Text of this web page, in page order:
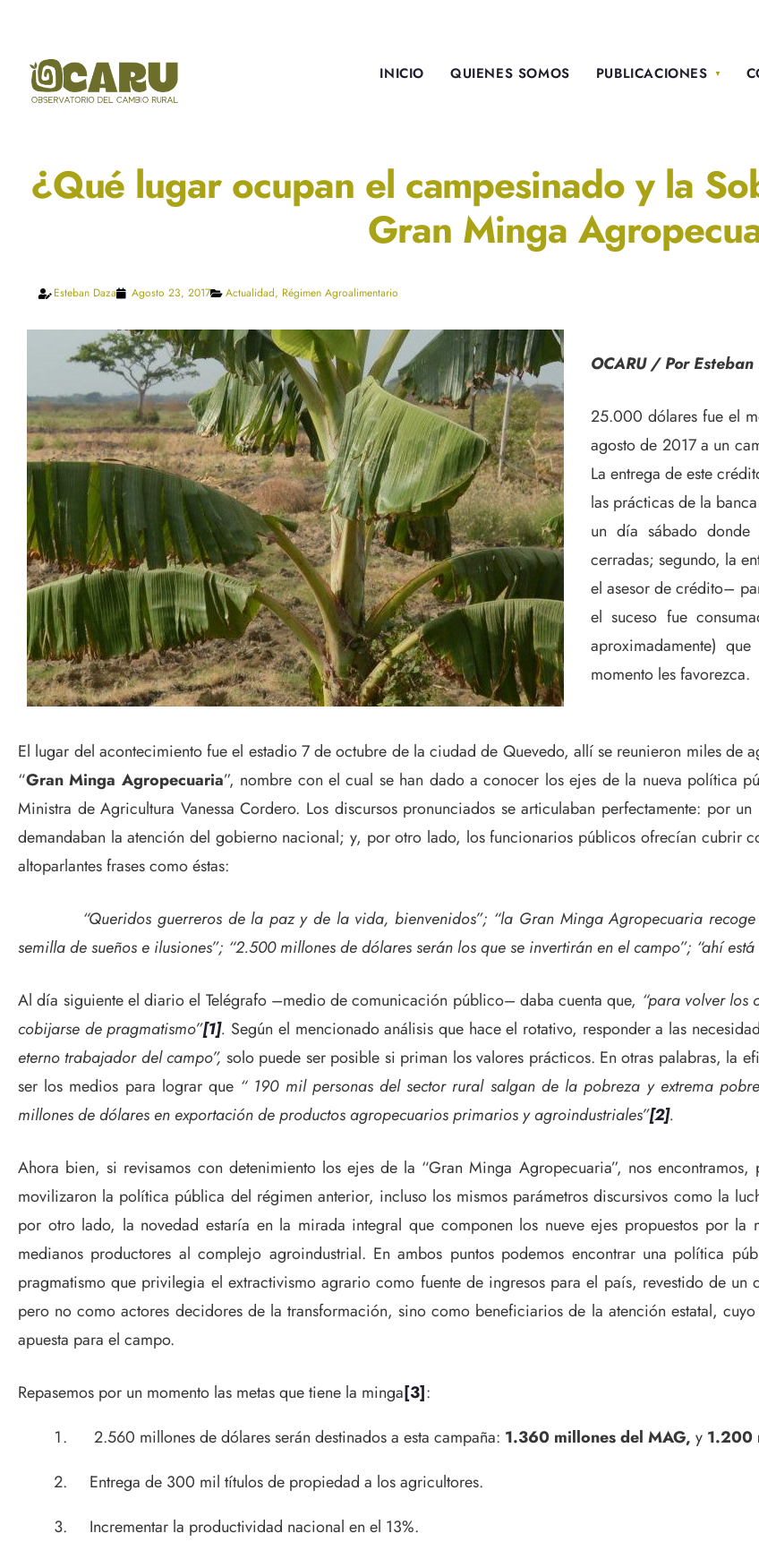
INICIO QUIENES SOMOS PUBLICACIONES
¿Qué lugar ocupan el campesinado y la
Gran Minga
Esteban Daza Agosto 23, 2017 Actualidad, Régimen Agroalimentario
OCARU / Por
25.000 dólares fue el
agosto de 2017 a un
La entrega de este
las prácticas de la
un día sábado donde
cerradas; segundo, la
el asesor de crédito–
el suceso fue
aproximadamente)
momento les favorezca.
El lugar del acontecimiento fue el estadio 7 de octubre de la ciudad de Quevedo, allí se reunieron miles de
“Gran Minga Agropecuaria”, nombre con el cual se han dado a conocer los ejes de la nueva política
Ministra de Agricultura Vanessa Cordero. Los discursos pronunciados se articulaban perfectamente: por
demandaban la atención del gobierno nacional; y, por otro lado, los funcionarios públicos ofrecían cubrir
altoparlantes frases como éstas:
“Queridos guerreros de la paz y de la vida, bienvenidos”; “la Gran Minga Agropecuaria recoge
semilla de sueños e ilusiones”; “2.500 millones de dólares serán los que se invertirán en el campo”; “ahí
Al día siguiente el diario el Telégrafo –medio de comunicación público– daba cuenta que, “para volver
cobijarse de pragmatismo”[1]. Según el mencionado análisis que hace el rotativo, responder a las
eterno trabajador del campo”, solo puede ser posible si priman los valores prácticos. En otras palabras, la
ser los medios para lograr que “ 190 mil personas del sector rural salgan de la pobreza y extrema
millones de dólares en exportación de productos agropecuarios primarios y agroindustriales”[2].
Ahora bien, si revisamos con detenimiento los ejes de la “Gran Minga Agropecuaria”, nos
movilizaron la política pública del régimen anterior, incluso los mismos parámetros discursivos como la
por otro lado, la novedad estaría en la mirada integral que componen los nueve ejes propuestos por
medianos productores al complejo agroindustrial. En ambos puntos podemos encontrar una política
pragmatismo que privilegia el extractivismo agrario como fuente de ingresos para el país, revestido de
pero no como actores decidores de la transformación, sino como beneficiarios de la atención estatal,
apuesta para el campo.
Repasemos por un momento las metas que tiene la minga[3]:
2.560 millones de dólares serán destinados a esta campaña: 1.360 millones del MAG, y 1.200
Entrega de 300 mil títulos de propiedad a los agricultores.
Incrementar la productividad nacional en el 13%.